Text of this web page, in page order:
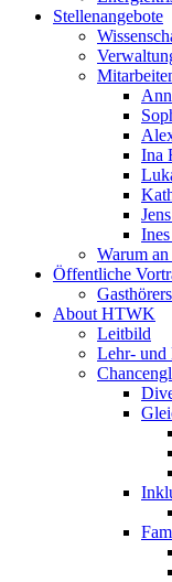
Stellenangebote
Ina
Warum
Öffentliche
About HTWK
Leitbild
Lehr- und